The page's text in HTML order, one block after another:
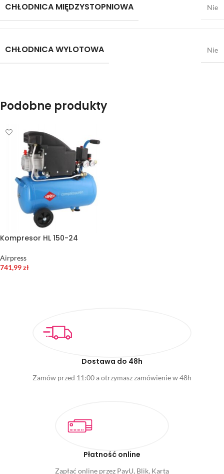
CHŁODNICA MIĘDZYSTOPNIOWA Nie
CHŁODNICA WYLOTOWA Nie
Podobne produkty
Kompresor HL 150-24
Airpress
741,99zł
Dostawa do 48h
Zamów przed 11:00 a otrzymasz zamówienie w 48h
Płatność online
Zapłać online przez PayU, Blik, Kartą